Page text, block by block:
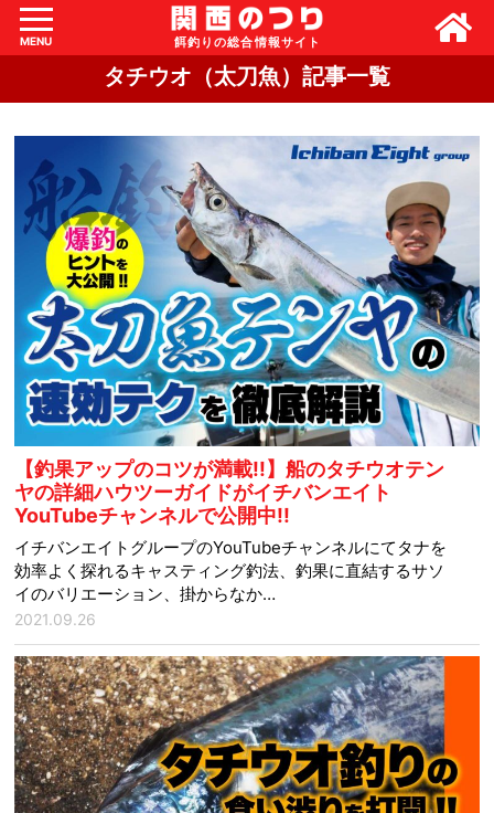
MENU
タチウオ（太刀魚）記事一覧
【釣果アップのコツが満載!!】船のタチウオテン
ヤの詳細ハウツーガイドがイチバンエイト
YouTubeチャンネルで公開中!!
イチバンエイトグループのYouTubeチャンネルにてタナを
効率よく探れるキャスティング釣法、釣果に直結するサソ
イのバリエーション、掛からなか…
2021.09.26